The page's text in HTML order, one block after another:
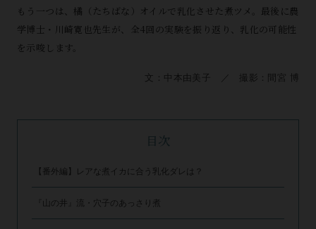
もう一つは、橘（たちばな）オイルで乳化させた煮ツメ。最後に農
学博士・川崎寛也先生が、全4回の実験を振り返り、乳化の可能性
を示唆します。
文：中本由美子 ／ 撮影：間宮 博
目次
【番外編】レアな煮イカに合う乳化ダレは？
『山の井』流・穴子のあっさり煮